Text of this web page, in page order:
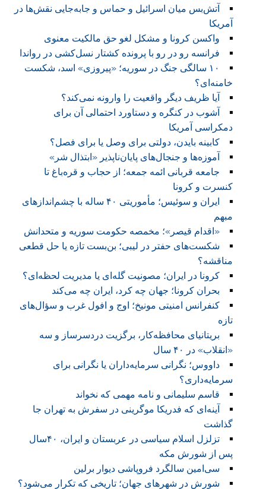
آتش‌بس میان اسرائیل و حماس و جابه‌جایی نقش‌ها در
آمریکا
واکسن کرونا و مشکل لغو حق مالکیت معنوی
فرانسه رو در رو با پرونده کشتار نسل‌کشی در رواندا
۱۰ سالگی جنگ در سوریه؛ «پیروزی» اسد، شکست
خامنه‌ای؟
آیا ظریف دیگر واقعیت را وارونه نمی‌کند؟
آشوب در کنگره و دستاورد احتمالی آن برای
دمکراسی آمریکا
کابینه بایدن، دولتی برای وصل یا برای فصل؟
آموزه‌ها و جنجال‌های پایان‌ناپذیر «ابتذال شر»
جامعه قربانی ائمه جمعه؛ از حجاب و قره‌باغ تا
کنسرت و کرونا
ایران و سوئیس؛ مأموریتی ۴۰ ساله با چشم‌اندازهای
مبهم
«اقدام قیصر»؛ مخمصه حکومت سوریه و متحدانش
شکست‌های حفتر در لیبی؛ بن‌بست تازه یا حل قطعی
مناقشه؟
کرونا در ایران؛ مصونیت گله‌ای یا مدیریت لحظه‌ای؟
بحران کرونا؛ جهان چه کرد، ایران چه می‌کند
کنفرانس امنیتی مونیخ؛ اوج و افول غرب و سؤال‌های
تازه
بریتانیای محافظه‌کار، برگزیت دردسرساز و سه
«انقلاب» در ۴۰ سال
داووس؛ نگرانی سرمایه‌داران یا نگرانی برای
سرمایه‌داری؟
قاسم سلیمانی و نامه‌ مهمی که نخواند
آینه‌ای که فدریکا موگرینی در سفرش به تهران جا
گذاشت
تزلزل اسلام سیاسی در عربستان و ایران، ۴۰سال
پس از شورش مکه
سی‌امین سالگرد فروپاشی دیوار برلین
شورش در شهرهای جهان؛ تاریخی که تکرار می‌شود؟